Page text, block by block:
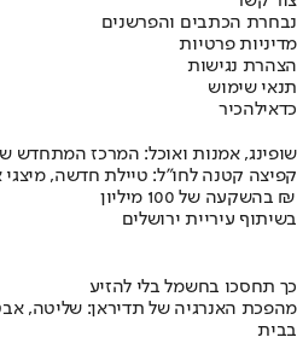
נבחרת הכתבים והפרשנים
מדיניות פרטיות
הצהרת נגישות
תנאי שימוש
כדאילהכיר
שופינג, אמנות ואוכל: המרכז המתחדש
קפיצה קטנה לחו"ל: טיילת חדשה, מיצגי
בהשקעה של 100 מיליון ₪
בשיתוף עיריית ירושלים
כך תחסכו בחשמל בלי להזיע
מהפכת האנרגיה של תדיראן: שליטה,
בבית